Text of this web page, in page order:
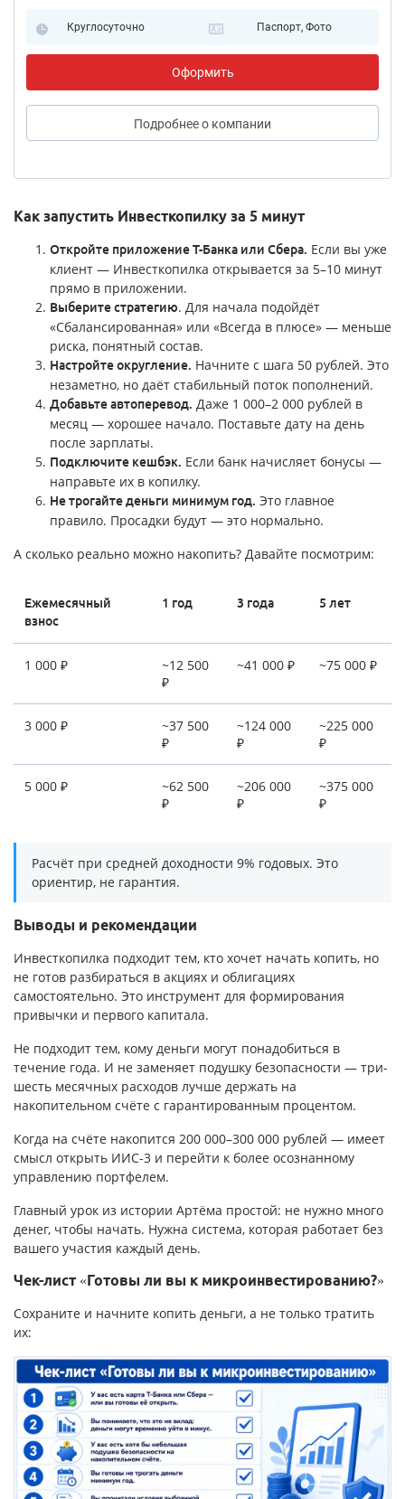
Круглосуточно Паспорт, Фото
Оформить
Подробнеео компании
Как запустить Инвесткопилку за 5 минут
Откройте приложение Т-Банка или Сбера. Если вы уже
клиент — Инвесткопилка открывается за 5–10 минут
прямо в приложении.
Выберите стратегию. Для начала подойдёт
«Сбалансированная» или «Всегда в плюсе» — меньше
риска, понятный состав.
Настройте округление. Начните с шага 50 рублей. Это
незаметно, но даёт стабильный поток пополнений.
Добавьте автоперевод. Даже 1 000–2 000 рублей в
месяц — хорошее начало. Поставьте дату на день
после зарплаты.
Подключите кешбэк. Если банк начисляет бонусы —
направьте их в копилку.
Не трогайте деньги минимум год. Это главное
правило. Просадки будут — это нормально.
А сколько реально можно накопить? Давайте посмотрим:
Ежемесячный
взнос
1 год 3 года 5 лет
1 000 ₽
~12 500
₽
~41 000 ₽ ~75 000 ₽
3 000 ₽
~37 500
₽
~124 000
₽
~225 000
₽
5 000 ₽
~62 500
₽
~206 000
₽
~375 000
₽
Расчёт при средней доходности 9% годовых. Это
ориентир, не гарантия.
Выводы и рекомендации
Инвесткопилка подходит тем, кто хочет начать копить, но
не готов разбираться в акциях и облигациях
самостоятельно. Это инструмент для формирования
привычки и первого капитала.
Не подходит тем, кому деньги могут понадобиться в
течение года. И не заменяет подушку безопасности — три-
шесть месячных расходов лучше держать на
накопительном счёте с гарантированным процентом.
Когда на счёте накопится 200 000–300 000 рублей — имеет
смысл открыть ИИС-3 и перейти к более осознанному
управлению портфелем.
Главный урок из истории Артёма простой: не нужно много
денег, чтобы начать. Нужна система, которая работает без
вашего участия каждый день.
Чек-лист «Готовы ли вы к микроинвестированию?»
Сохраните и начните копить деньги, а не только тратить
их: